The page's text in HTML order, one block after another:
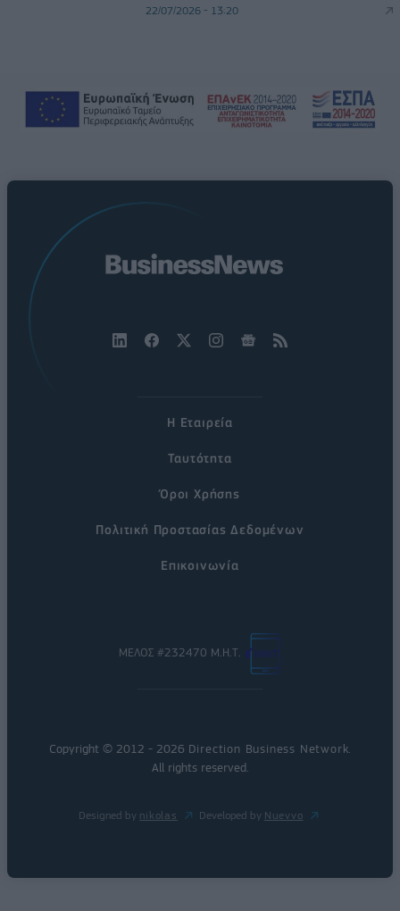
22/07/2026 - 13:20
Η Εταιρεία
Ταυτότητα
Όροι Χρήσης
Πολιτική Προστασίας Δεδομένων
Επικοινωνία
ΜΕΛΟΣ #232470 Μ.Η.Τ.
Copyright © 2012 - 2026 Direction Business Network.
All rights reserved.
Designed by nikolas Developed by Nuevvo